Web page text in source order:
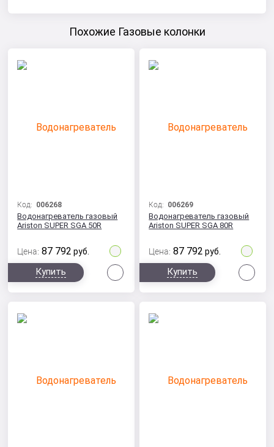
Похожие Газовые колонки
Код: 006268
Водонагреватель газовый
Ariston SUPER SGA 50R
Цена: 87 792 руб.
Купить
Код: 006269
Водонагреватель газовый
Ariston SUPER SGA 80R
Цена: 87 792 руб.
Купить